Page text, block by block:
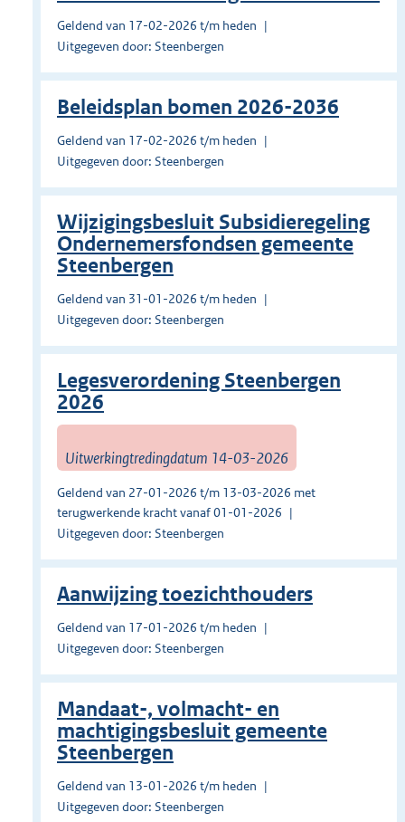
Geldend van 17-02-2026 t/m heden
Uitgegeven door: Steenbergen
Beleidsplan bomen 2026-2036
Geldend van 17-02-2026 t/m heden
Uitgegeven door: Steenbergen
Wijzigingsbesluit Subsidieregeling
Ondernemersfondsen gemeente
Steenbergen
Geldend van 31-01-2026 t/m heden
Uitgegeven door: Steenbergen
Legesverordening Steenbergen
2026
Uitwerkingtredingdatum 14-03-2026
Geldend van 27-01-2026 t/m 13-03-2026 met
terugwerkende kracht vanaf 01-01-2026
Uitgegeven door: Steenbergen
Aanwijzing toezichthouders
Geldend van 17-01-2026 t/m heden
Uitgegeven door: Steenbergen
Mandaat-, volmacht- en
machtigingsbesluit gemeente
Steenbergen
Geldend van 13-01-2026 t/m heden
Uitgegeven door: Steenbergen